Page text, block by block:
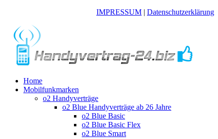
IMPRESSUM | Datenschutzerklärung
Home
Mobilfunkmarken
o2 Handyverträge
o2 Blue Handyverträge ab 26 Jahre
o2 Blue Basic
o2 Blue Basic Flex
o2 Blue Smart